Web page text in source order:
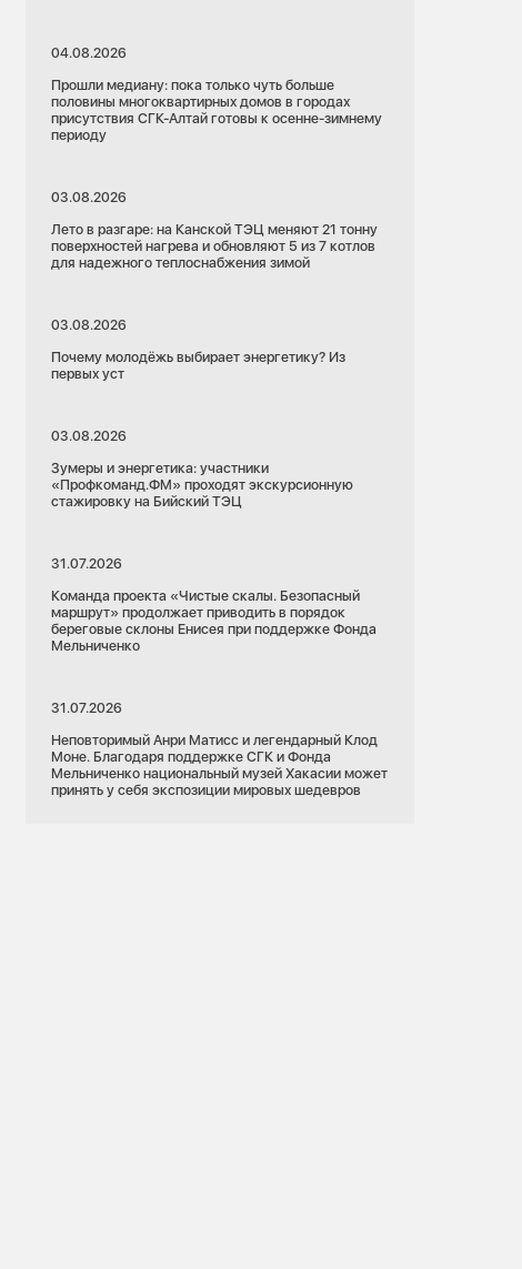
04.08.2026
Прошли медиану: пока только чуть больше
половины многоквартирных домов в городах
присутствия СГК-Алтай готовы к осенне-зимнему
периоду
03.08.2026
Лето в разгаре: на Канской ТЭЦ меняют 21 тонну
поверхностей нагрева и обновляют 5 из 7 котлов
для надежного теплоснабжения зимой
03.08.2026
Почему молодёжь выбирает энергетику? Из
первых уст
03.08.2026
Зумеры и энергетика: участники
«Профкоманд.ФМ» проходят экскурсионную
стажировку на Бийский ТЭЦ
31.07.2026
Команда проекта «Чистые скалы. Безопасный
маршрут» продолжает приводить в порядок
береговые склоны Енисея при поддержке Фонда
Мельниченко
31.07.2026
Неповторимый Анри Матисс и легендарный Клод
Моне. Благодаря поддержке СГК и Фонда
Мельниченко национальный музей Хакасии может
принять у себя экспозиции мировых шедевров